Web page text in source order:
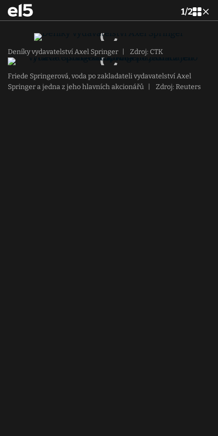
1/2
Deníky vydavatelství Axel Springer Zdroj: CTK
Friede Springerová, voda po zakladateli vydavatelství Axel
Springer a jedna z jeho hlavních akcionářů
Zdroj: Reuters